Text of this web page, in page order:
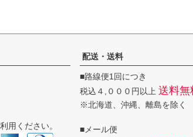
用ください。
配送・送料
■路線便1回につき
税込４,０００円以上 送料無
※北海道、沖縄、離島を除く
■メール便